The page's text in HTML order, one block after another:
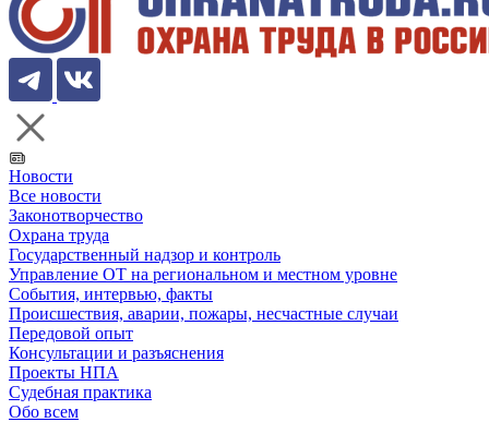
Новости
Все новости
Законотворчество
Охрана труда
Государственный надзор и контроль
Управление ОТ на региональном и местном уровне
События, интервью, факты
Происшествия, аварии, пожары, несчастные случаи
Передовой опыт
Консультации и разъяснения
Проекты НПА
Судебная практика
Обо всем